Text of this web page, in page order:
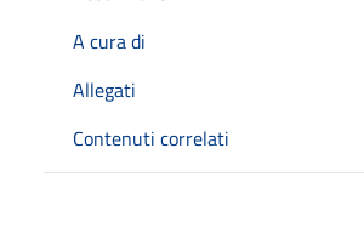
A cura di
Allegati
Contenuti correlati